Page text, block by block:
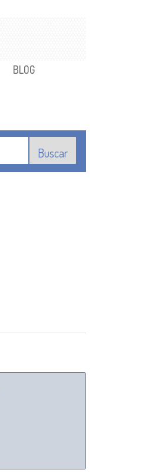
BLOG
Buscar